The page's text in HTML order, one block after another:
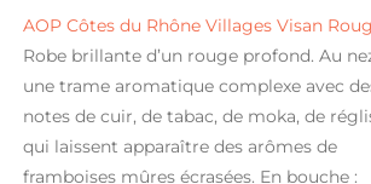
AOP Côtes du Rhône Villages Visan
Robe brillante d’un rouge profond. Au
une trame aromatique complexe avec
notes de cuir, de tabac, de moka, de
qui laissent apparaître des arômes de
framboises mûres écrasées. En bouche :